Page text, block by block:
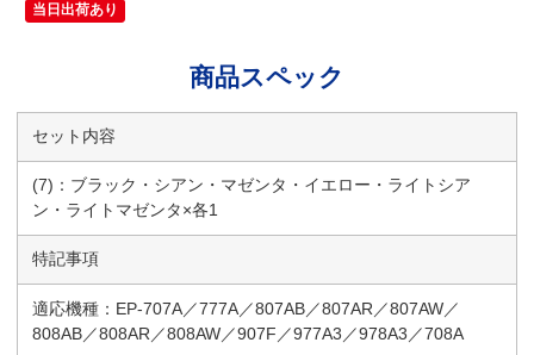
当日出荷あり
商品スペック
セット内容
(7)：ブラック・シアン・マゼンタ・イエロー・ライトシア
ン・ライトマゼンタ×各1
特記事項
適応機種：EP-707A／777A／807AB／807AR／807AW／
808AB／808AR／808AW／907F／977A3／978A3／708A